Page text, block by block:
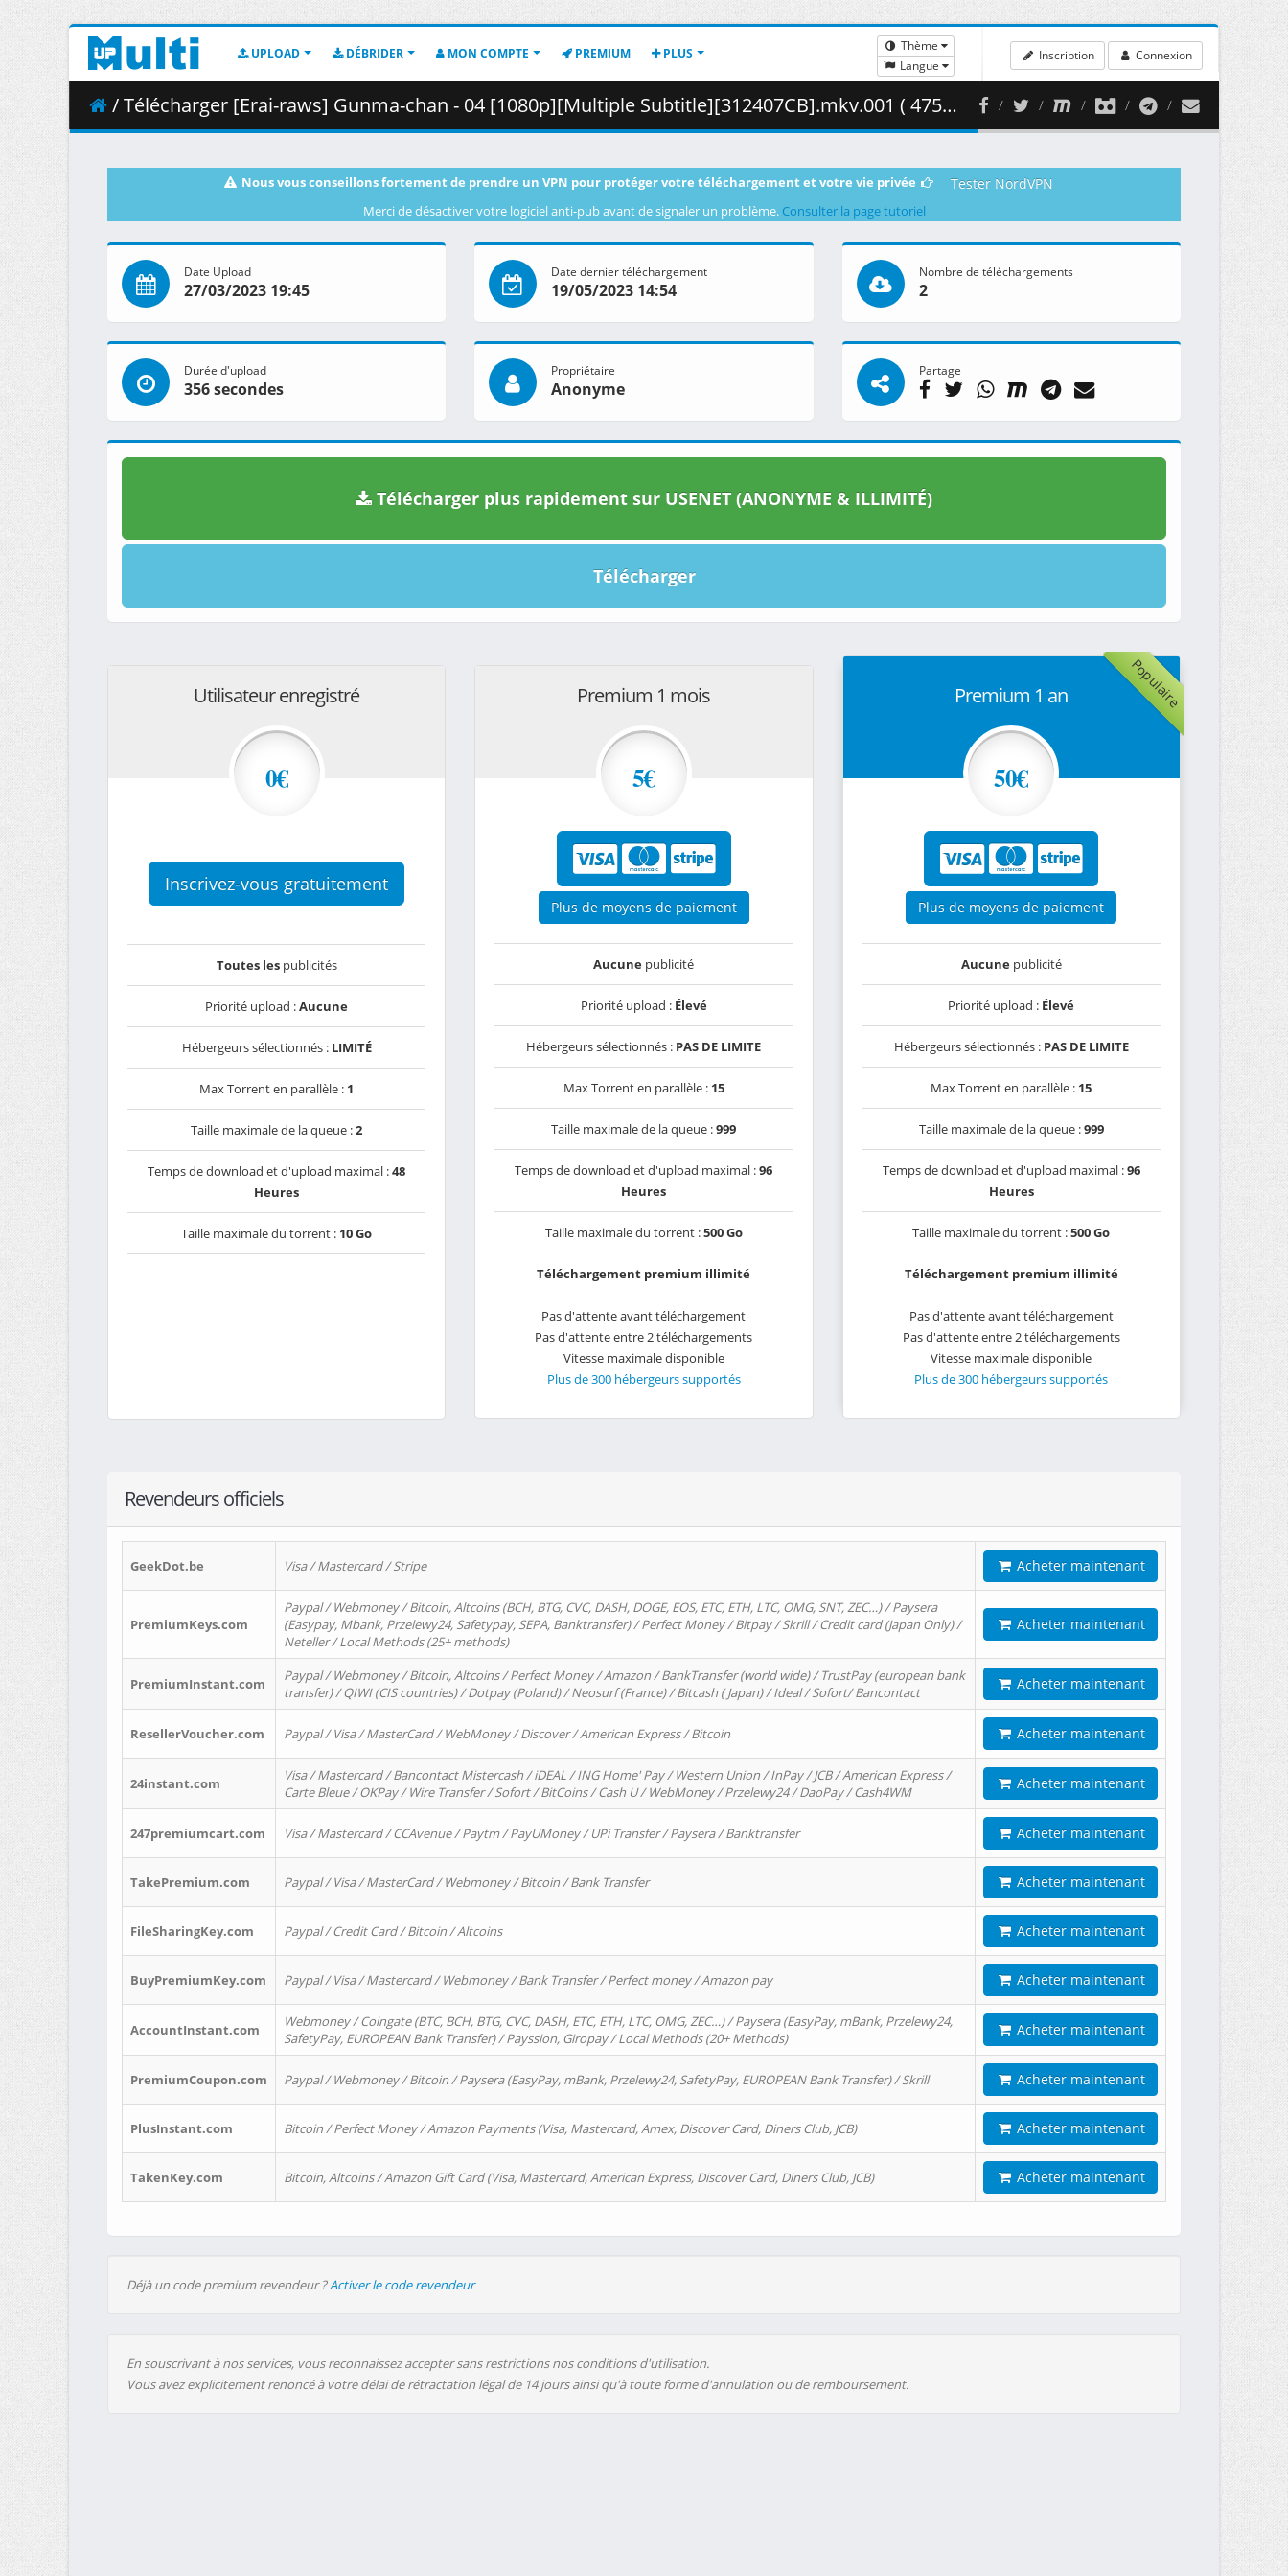
UPLOAD DÉBRIDER MON COMPTE PREMIUM PLUS
Thème
Langue
Inscription Connexion
/ Télécharger [Erai-raws] Gunma-chan - 04 [1080p][Multiple Subtitle][312407CB].mkv.001 ( 475.58 MB )
Nous vous conseillons fortement de prendre un VPN pour protéger votre téléchargement et votre vie privée Tester NordVPN
Merci de désactiver votre logiciel anti-pub avant de signaler un problème. Consulter la page tutoriel
Date Upload
27/03/2023 19:45
Date dernier téléchargement
19/05/2023 14:54
Nombre de téléchargements
2
Durée d'upload
356 secondes
Propriétaire
Anonyme
Partage
Télécharger plus rapidement sur USENET (ANONYME & ILLIMITÉ)
Télécharger
Utilisateur enregistré
0€
Inscrivez-vous gratuitement
Toutes lespublicités
Priorité upload :Aucune
Hébergeurs sélectionnés : LIMITÉ
Max Torrent en parallèle : 1
Taille maximale de la queue :2
Temps de download et d'upload maximal :48
Heures
Taille maximale du torrent : 10 Go
Premium 1 mois
5€
Plus de moyens de paiement
Aucune publicité
Priorité upload : Élevé
Hébergeurs sélectionnés : PAS DE LIMITE
Max Torrent en parallèle : 15
Taille maximale de la queue :999
Temps de download et d'upload maximal :96
Heures
Taille maximale du torrent :500 Go
Téléchargement premium illimité
Pas d'attente avant téléchargement
Pas d'attente entre 2 téléchargements
Vitesse maximale disponible
Plus de 300 hébergeurs supportés
Populaire
Premium 1 an
50€
Plus de moyens de paiement
Aucunepublicité
Priorité upload : Élevé
Hébergeurs sélectionnés : PAS DE LIMITE
Max Torrent en parallèle : 15
Taille maximale de la queue :999
Temps de download et d'upload maximal :96
Heures
Taille maximale du torrent :500 Go
Téléchargement premium illimité
Pas d'attente avant téléchargement
Pas d'attente entre 2 téléchargements
Vitesse maximale disponible
Plus de 300 hébergeurs supportés
Revendeurs officiels
GeekDot.be Visa / Mastercard / Stripe Acheter maintenant
PremiumKeys.com
Paypal / Webmoney / Bitcoin, Altcoins (BCH, BTG, CVC, DASH, DOGE, EOS, ETC, ETH, LTC, OMG, SNT, ZEC…) / Paysera
(Easypay, Mbank, Przelewy24, Safetypay, SEPA, Banktransfer) / Perfect Money / Bitpay / Skrill / Credit card (Japan Only) /
Neteller / Local Methods (25+ methods)
Acheter maintenant
PremiumInstant.com
Paypal / Webmoney / Bitcoin, Altcoins / Perfect Money / Amazon / BankTransfer (world wide) / TrustPay (european bank
transfer) / QIWI (CIS countries) / Dotpay (Poland) / Neosurf (France) / Bitcash ( Japan) / Ideal / Sofort/ Bancontact
Acheter maintenant
ResellerVoucher.com Paypal / Visa / MasterCard / WebMoney / Discover / American Express / Bitcoin Acheter maintenant
24instant.com
Visa / Mastercard / Bancontact Mistercash / iDEAL / ING Home' Pay / Western Union / InPay / JCB / American Express /
Carte Bleue / OKPay / Wire Transfer / Sofort / BitCoins / Cash U / WebMoney / Przelewy24 / DaoPay / Cash4WM
Acheter maintenant
247premiumcart.com Visa / Mastercard / CCAvenue / Paytm / PayUMoney / UPi Transfer / Paysera / Banktransfer Acheter maintenant
TakePremium.com Paypal / Visa / MasterCard / Webmoney / Bitcoin / Bank Transfer Acheter maintenant
FileSharingKey.com Paypal / Credit Card / Bitcoin / Altcoins Acheter maintenant
BuyPremiumKey.com Paypal / Visa / Mastercard / Webmoney / Bank Transfer / Perfect money / Amazon pay Acheter maintenant
AccountInstant.com
Webmoney / Coingate (BTC, BCH, BTG, CVC, DASH, ETC, ETH, LTC, OMG, ZEC…) / Paysera (EasyPay, mBank, Przelewy24,
SafetyPay, EUROPEAN Bank Transfer) / Payssion, Giropay / Local Methods (20+ Methods)
Acheter maintenant
PremiumCoupon.com Paypal / Webmoney / Bitcoin / Paysera (EasyPay, mBank, Przelewy24, SafetyPay, EUROPEAN Bank Transfer) / Skrill Acheter maintenant
PlusInstant.com Bitcoin / Perfect Money / Amazon Payments (Visa, Mastercard, Amex, Discover Card, Diners Club, JCB) Acheter maintenant
TakenKey.com Bitcoin, Altcoins / Amazon Gift Card (Visa, Mastercard, American Express, Discover Card, Diners Club, JCB) Acheter maintenant
Déjà un code premium revendeur ?Activer le code revendeur
En souscrivant à nos services, vous reconnaissez accepter sans restrictions nos conditions d'utilisation.
Vous avez explicitement renoncé à votre délai de rétractation légal de 14 jours ainsi qu'à toute forme d'annulation ou de remboursement.